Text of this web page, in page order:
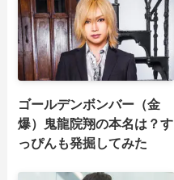
ゴールデンボンバー（金
爆）鬼龍院翔の本名は？す
っぴんも発掘してみた